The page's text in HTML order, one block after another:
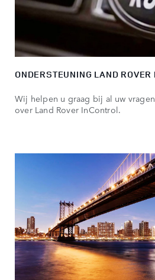
ONDERSTEUNING LAND ROVER
Wij helpen u graag bij al uw
over Land Rover InControl.